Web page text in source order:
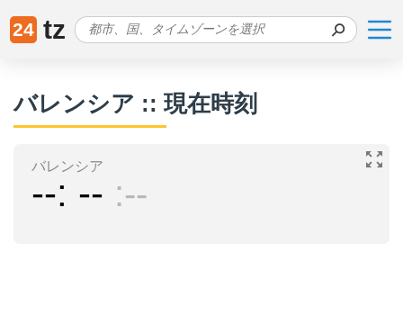
24 tz
バレンシア :: 現在時刻
バレンシア
-- -- --